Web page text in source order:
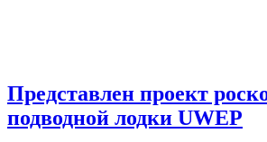
Представлен проект
подводной лодки UWEP